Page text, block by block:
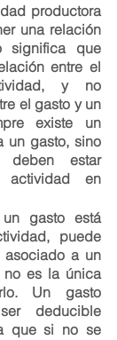
productora
una relación
significa que
entre el
y no
el gasto y un
existe un
un gasto, sino
estar
en
gasto está
puede
asociado a un
no es la única
Un gasto
deducible
que si no se